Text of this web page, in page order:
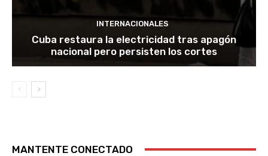
INTERNACIONALES
Cuba restaura la electricidad tras apagón
nacional pero persisten los cortes
MANTENTE CONECTADO